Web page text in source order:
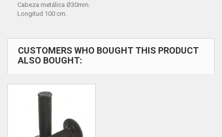
Cabeza metálica Ø30mm.
Longitud 100 cm.
CUSTOMERS WHO BOUGHT THIS PRODUCT
ALSO BOUGHT: